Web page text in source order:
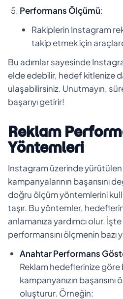
Performans Ölçümü:
Rakiplerin Instagram
takip etmek için
Bu adımlar sayesinde
elde edebilir, hedef kitlenize
ulaşabilirsiniz. Unutmayın,
başarıyı getirir!
Reklam
Yöntemleri
Instagram üzerinde
kampanyalarının başarısını
doğru ölçüm yöntemlerini
taşır. Bu yöntemler,
anlamanıza yardımcı olur. İşte
performansını ölçmenin bazı
Anahtar Performans
Reklam hedeflerinize göre
kampanyanızın başarısını
oluşturur. Örneğin: